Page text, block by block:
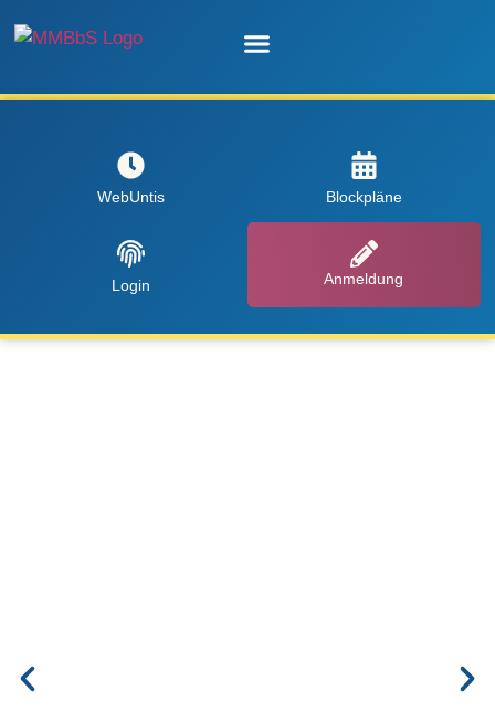
WebUntis Blockpläne
Login Anmeldung